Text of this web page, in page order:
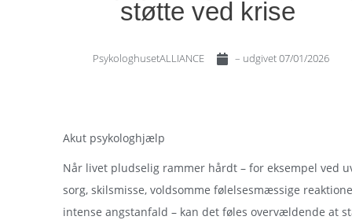
støtte ved krise
PsykologhusetALLIANCE – udgivet07/01/2026
Akut psykologhjælp
Når livet pludselig rammer hårdt – for eksempel ved
sorg, skilsmisse, voldsomme følelsesmæssige
intense angstanfald – kan det føles overvældende at